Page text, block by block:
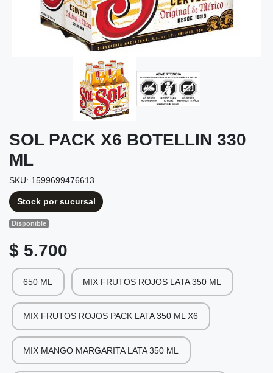
SOL PACK X6 BOTELLIN 330
ML
SKU: 1599699476613
Stock por sucursal
Disponible
$ 5.700
650 ML MIX FRUTOS ROJOS LATA 350 ML
MIX FRUTOS ROJOS PACK LATA 350 ML X6
MIX MANGO MARGARITA LATA 350 ML